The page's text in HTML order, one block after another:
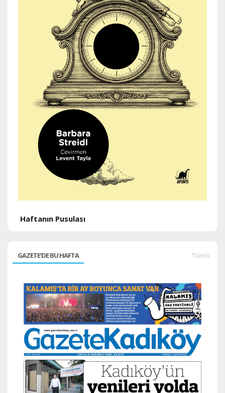
Haftanın Pusulası
GAZETE'DE BU HAFTA Tümü